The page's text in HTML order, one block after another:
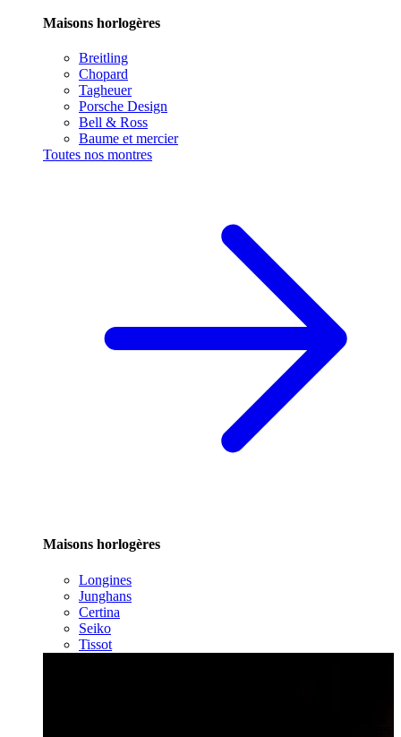
Maisons horlogères
Breitling
Chopard
Tagheuer
Porsche Design
Bell & Ross
Baume et mercier
Toutes nos montres
Maisons horlogères
Longines
Junghans
Certina
Seiko
Tissot